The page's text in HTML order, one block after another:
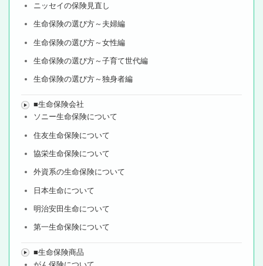
ニッセイの保険見直し
生命保険の選び方～夫婦編
生命保険の選び方～女性編
生命保険の選び方～子育て世代編
生命保険の選び方～独身者編
■生命保険会社
ソニー生命保険について
住友生命保険について
協栄生命保険について
外資系の生命保険について
日本生命について
明治安田生命について
第一生命保険について
■生命保険商品